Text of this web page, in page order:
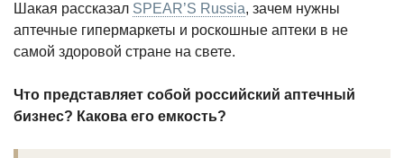
Шакая рассказал SPEAR’S Russia, зачем нужны
аптечные гипермаркеты и роскошные аптеки в не
самой здоровой стране на свете.
Что представляет собой российский аптечный
бизнес? Какова его емкость?